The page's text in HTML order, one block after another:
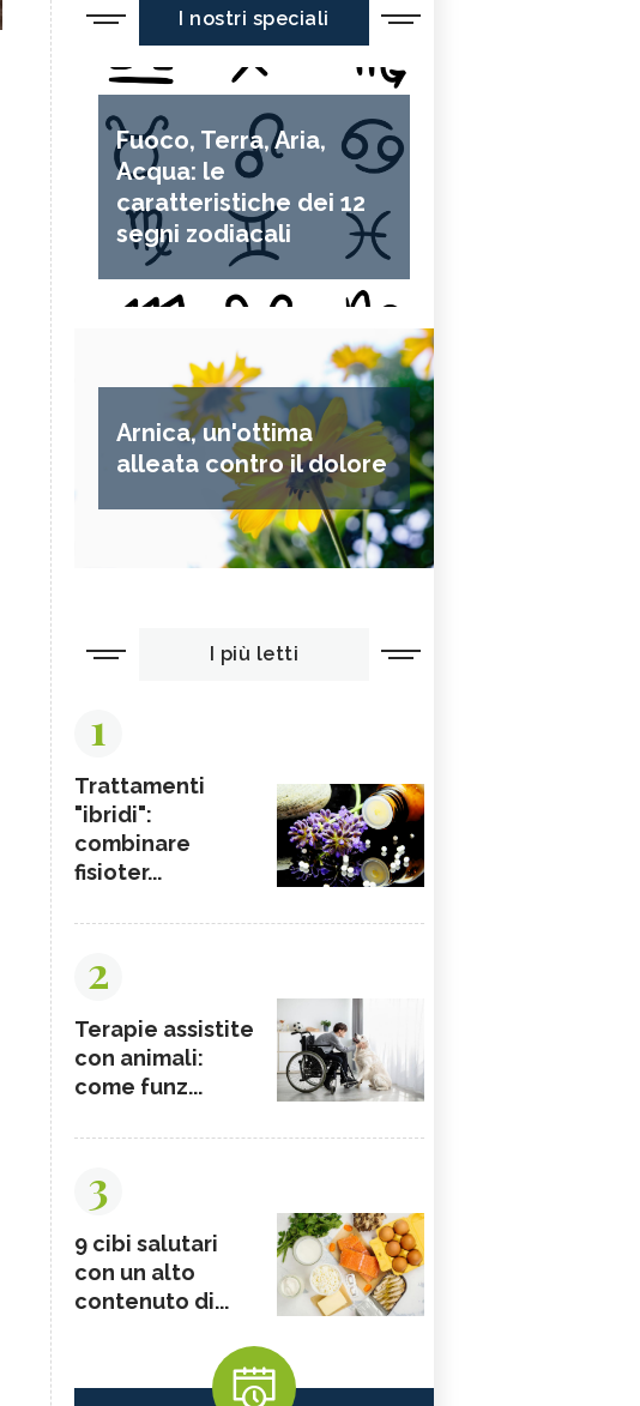
I nostri speciali
Fuoco, Terra, Aria,
Acqua: le
caratteristiche dei 12
segni zodiacali
Arnica, un'ottima
alleata contro il dolore
I più letti
1
Trattamenti
"ibridi":
combinare
fisioter...
2
Terapie assistite
con animali:
come funz...
3
9 cibi salutari
con un alto
contenuto di...